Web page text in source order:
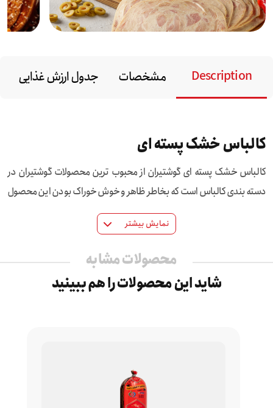
Description مشخصات جدول ارزش غذایی
کالباس خشک پسته ای
کالباس خشک پسته ای گوشتیران از محبوب ترین محصولات گوشتیران در
دسته بندی کالباس است که بخاطر ظاهر و خوش خوراک بودن این محصول
در بین دوستداران محصولات فرآورده گوشتی محبوبیت قابل توجه ای دارد.
این محصول از سال ۱۳۸۷ در کارخانه گوشتیران برای اولین بار تولید شده است
نمایش بیشتر
محصولات مشابه
شاید این محصولات را هم ببینید